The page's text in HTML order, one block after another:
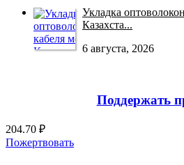
Укладка
Казахста...
6 августа, 2026
Поддержать
204.70 ₽
Пожертвовать